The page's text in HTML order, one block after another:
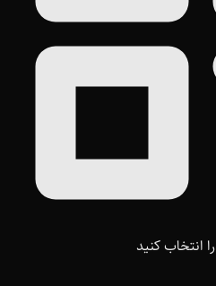
را انتخاب کنید